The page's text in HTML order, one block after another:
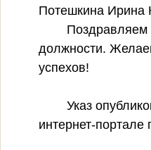
Потешкина Ирина
Поздравляем
должности.
успехов!
Указ
интернет-